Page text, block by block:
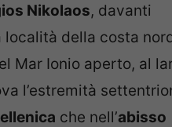
Nikolaos, davanti
località della costa
Mar Ionio aperto, al
l’estremità
che nell’abisso